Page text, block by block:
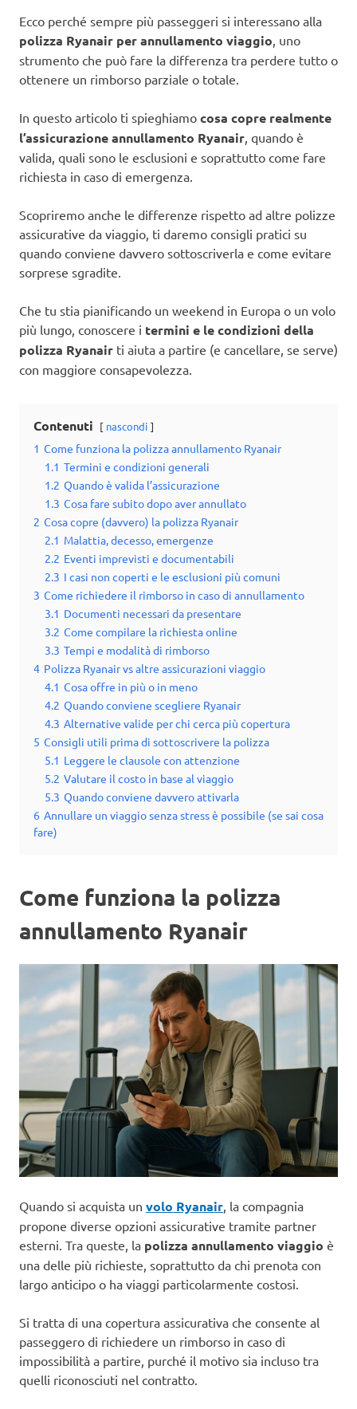
Ecco perché sempre più passeggeri si interessano alla
polizza Ryanair per annullamento viaggio, uno
strumento che può fare la differenza tra perdere tutto o
ottenere un rimborso parziale o totale.
In questo articolo ti spieghiamo cosa copre realmente
l’assicurazione annullamento Ryanair, quando è
valida, quali sono le esclusioni e soprattutto come fare
richiesta in caso di emergenza.
Scopriremo anche le differenze rispetto ad altre polizze
assicurative da viaggio, ti daremo consigli pratici su
quando conviene davvero sottoscriverla e come evitare
sorprese sgradite.
Che tu stia pianificando un weekend in Europa o un volo
più lungo, conoscere i termini e le condizioni della
polizza Ryanair ti aiuta a partire (e cancellare, se serve)
con maggiore consapevolezza.
Contenuti nascondi
1 Come funziona la polizza annullamento Ryanair
1.1 Termini e condizioni generali
1.2 Quando è valida l’assicurazione
1.3 Cosa fare subito dopo aver annullato
2 Cosa copre (davvero) la polizza Ryanair
2.1 Malattia, decesso, emergenze
2.2 Eventi imprevisti e documentabili
2.3 I casi non coperti e le esclusioni più comuni
3 Come richiedere il rimborso in caso di annullamento
3.1 Documenti necessari da presentare
3.2 Come compilare la richiesta online
3.3 Tempi e modalità di rimborso
4 Polizza Ryanair vs altre assicurazioni viaggio
4.1 Cosa offre in più o in meno
4.2 Quando conviene scegliere Ryanair
4.3 Alternative valide per chi cerca più copertura
5 Consigli utili prima di sottoscrivere la polizza
5.1 Leggere le clausole con attenzione
5.2 Valutare il costo in base al viaggio
5.3 Quando conviene davvero attivarla
6 Annullare un viaggio senza stress è possibile (se sai cosa
fare)
Come funziona la polizza
annullamento Ryanair
Quando si acquista un volo Ryanair, la compagnia
propone diverse opzioni assicurative tramite partner
esterni. Tra queste, la polizza annullamento viaggio è
una delle più richieste, soprattutto da chi prenota con
largo anticipo o ha viaggi particolarmente costosi.
Si tratta di una copertura assicurativa che consente al
passeggero di richiedere un rimborso in caso di
impossibilità a partire, purché il motivo sia incluso tra
quelli riconosciuti nel contratto.